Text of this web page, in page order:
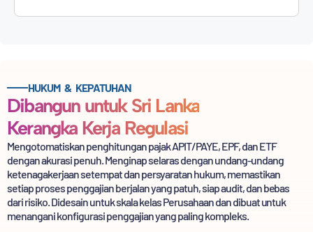
HUKUM & KEPATUHAN
Dibangun untuk Sri Lanka
Kerangka Kerja Regulasi
Mengotomatiskan penghitungan pajak APIT/PAYE, EPF, dan ETF
dengan akurasi penuh. Menginapselaras dengan undang-undang
ketenagakerjaan setempat dan persyaratan hukum, memastikan
setiap proses penggajian berjalanyang patuh, siap audit, dan bebas
dari risiko. Didesain untuk skala kelas Perusahaandan dibuat untuk
menangani konfigurasi penggajian yang paling kompleks.